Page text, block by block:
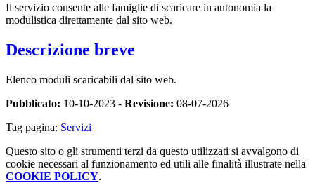
Il servizio consente alle famiglie di scaricare in autonomia la
modulistica direttamente dal sito web.
Descrizione breve
Elenco moduli scaricabili dal sito web.
Pubblicato: 10-10-2023 - Revisione: 08-07-2026
Tag pagina: Servizi
Questo sito o gli strumenti terzi da questo utilizzati si avvalgono di
cookie necessari al funzionamento ed utili alle finalità illustrate nella
COOKIE POLICY.